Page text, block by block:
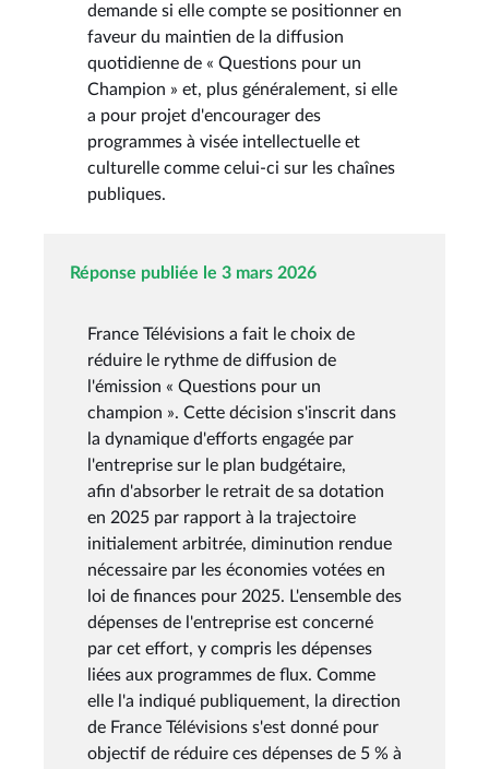
demande si elle compte se positionner en
faveur du maintien de la diffusion
quotidienne de « Questions pour un
Champion » et, plus généralement, si elle
a pour projet d'encourager des
programmes à visée intellectuelle et
culturelle comme celui-ci sur les chaînes
publiques.
Réponse publiée le 3 mars 2026
France Télévisions a fait le choix de
réduire le rythme de diffusion de
l'émission « Questions pour un
champion ». Cette décision s'inscrit dans
la dynamique d'efforts engagée par
l'entreprise sur le plan budgétaire,
afin d'absorber le retrait de sa dotation
en 2025 par rapport à la trajectoire
initialement arbitrée, diminution rendue
nécessaire par les économies votées en
loi de finances pour 2025. L'ensemble des
dépenses de l'entreprise est concerné
par cet effort, y compris les dépenses
liées aux programmes de flux. Comme
elle l'a indiqué publiquement, la direction
de France Télévisions s'est donné pour
objectif de réduire ces dépenses de 5 % à